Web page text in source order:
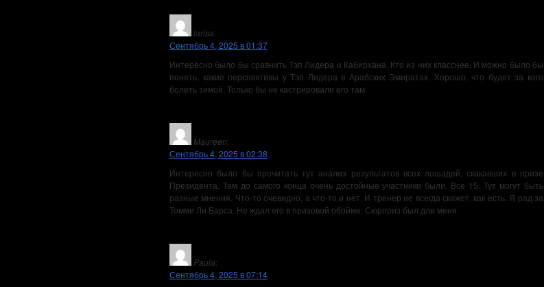
larisa:
Сентябрь 4, 2025 в 01:37
Интересно было бы сравнить Тэп Лидера и Кабирхана. Кто из них класснее. И можно было бы
понять, какие перспективы у Тэп Лидера в Арабских Эмиратах. Хорошо, что будет за кого
болеть зимой. Только бы не кастрировали его там.
Maureen:
Сентябрь 4, 2025 в 02:38
Интересно было бы прочитать тут анализ результатов всех лошадей, скакавших в призе
Президента. Там до самого конца очень достойные участники были. Все 15. Тут могут быть
разные мнения. Что-то очевидно, а что-то и нет. И тренер не всегда скажет, как есть. Я рад за
Томми Ли Барса. Не ждал его в призовой обойме. Сюрприз был для меня.
Paula:
Сентябрь 4, 2025 в 07:14